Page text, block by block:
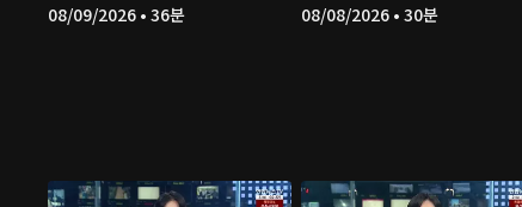
08/09/2026 • 36분 08/08/2026 • 30분